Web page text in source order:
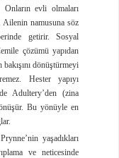
Onların evli olmaları
namusuna söz
getirir. Sosyal
çözümü yapıdan
dönüştürmeyi
Hester yapıyı
Adultery’den (zina
Bu yönüyle en
yaşadıkları
ve neticesinde